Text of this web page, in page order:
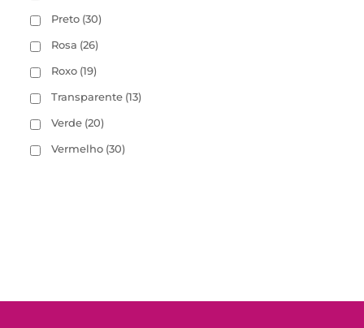
Preto (30)
Rosa (26)
Roxo (19)
Transparente (13)
Verde (20)
Vermelho (30)